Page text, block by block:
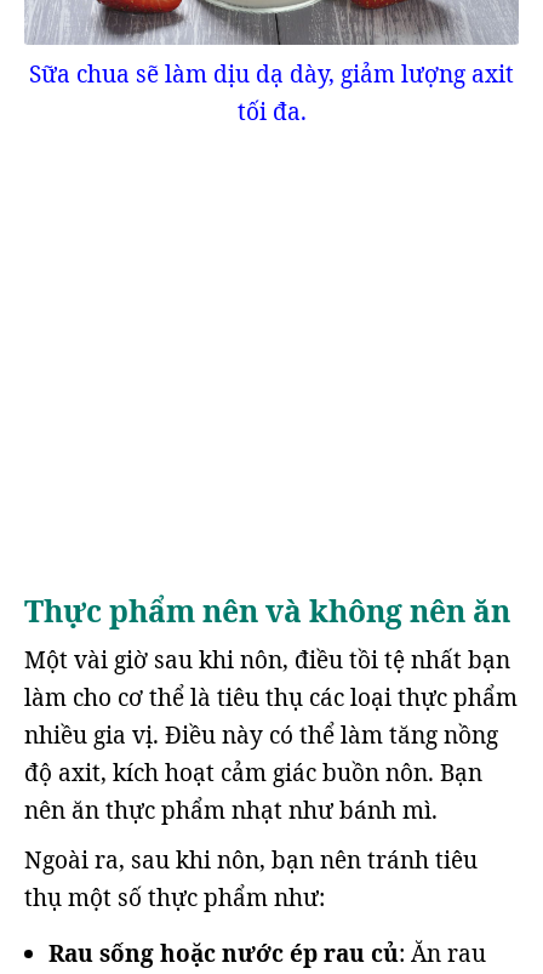
Sữa chua sẽ làm dịu dạ dày, giảm lượng axit
tối đa.
Thực phẩm nên và không nên ăn
Một vài giờ sau khi nôn, điều tồi tệ nhất bạn
làm cho cơ thể là tiêu thụ các loại thực phẩm
nhiều gia vị. Điều này có thể làm tăng nồng
độ axit, kích hoạt cảm giác buồn nôn. Bạn
nên ăn thực phẩm nhạt như bánh mì.
Ngoài ra, sau khi nôn, bạn nên tránh tiêu
thụ một số thực phẩm như:
Rau sống hoặc nước ép rau củ: Ăn rau